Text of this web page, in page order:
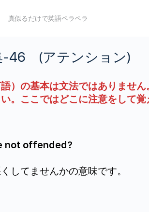
真似るだけで英語ペラペラ
-46 (アテンション)
）の基本は文法ではありませ
。ここではどこに注意をして覚
not offended?
してませんかの意味です。